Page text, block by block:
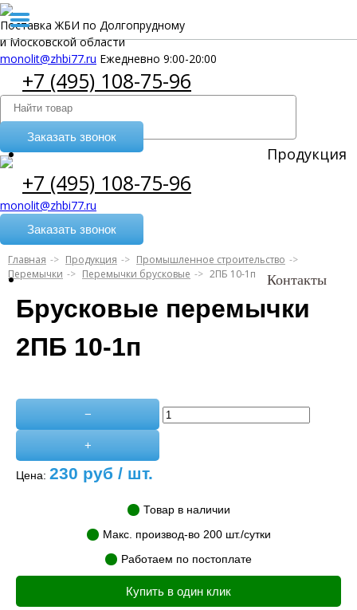
Продукция
Контакты
Поставка ЖБИ по Долгопрудному
и Московской области
monolit@zhbi77.ru Ежедневно 9:00-20:00
+7 (495) 108-75-96
Заказать звонок
+7 (495) 108-75-96
monolit@zhbi77.ru
Заказать звонок
Главная Продукция
Промышленное строительство
Перемычки
Перемычки брусковые 2ПБ 10-1п
Брусковые перемычки
2ПБ 10-1п
−
+
Цена: 230 руб / шт.
Товар в наличии
Макс. производ-во 200 шт./сутки
Работаем по постоплате
Купить в один клик